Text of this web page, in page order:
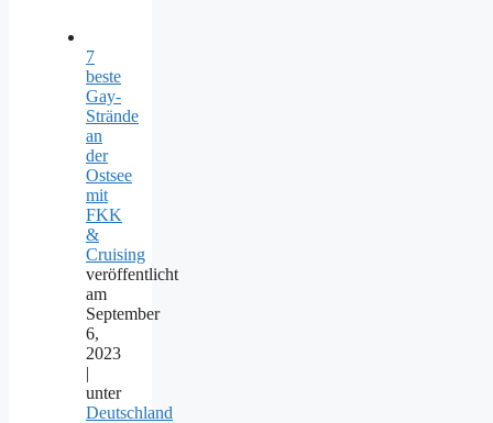
7
beste
Gay-
Strände
an
der
Ostsee
mit
FKK
&
Cruising
veröffentlicht
am
September
6,
2023
|
unter
Deutschland